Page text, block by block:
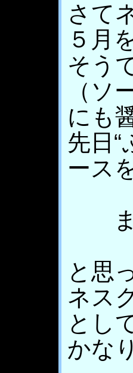
さて
５月
そう
（ソ
にも
先日
ース
ま
と思
ネス
とし
かな